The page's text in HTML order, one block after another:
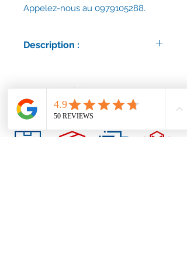
Appelez-nous au 0979105288.
Description :